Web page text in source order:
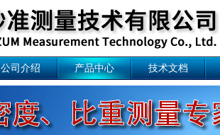
公司介绍 产品中心 技术文档